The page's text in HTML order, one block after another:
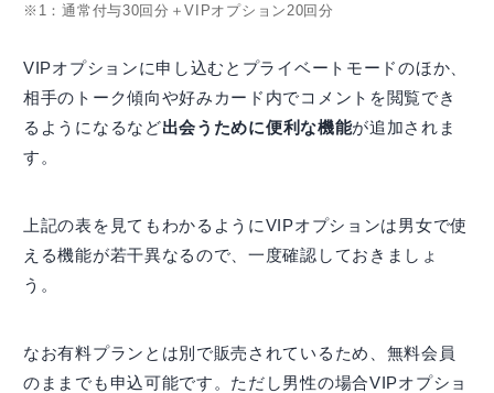
※1：通常付与30回分＋VIPオプション20回分
VIPオプションに申し込むとプライベートモードのほか、
相手のトーク傾向や好みカード内でコメントを閲覧でき
るようになるなど出会うために便利な機能が追加されま
す。
上記の表を見てもわかるようにVIPオプションは男女で使
える機能が若干異なるので、一度確認しておきましょ
う。
なお有料プランとは別で販売されているため、無料会員
のままでも申込可能です。ただし男性の場合VIPオプショ